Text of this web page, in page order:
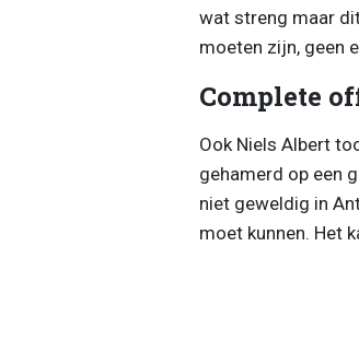
wat streng maar
moeten zijn, geen
Complete
Ook Niels Albert
gehamerd op een
niet geweldig in
moet kunnen. Het